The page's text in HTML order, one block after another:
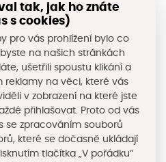
snížení zátěže životního
či zvyšování dovedností,
pracovních podmínek a
aspektů etického
zadávání
tak, jak ho znáte
s cookies)
pro vás prohlížení bylo co
na našich stránkách
ušetřili spoustu klikání a
reklamy na věci, které vás
v zobrazení na které jste
přihlašovat. Proto od vás
se zpracováním souborů
které se dočasně ukládají
tlačítka „V pořádku“